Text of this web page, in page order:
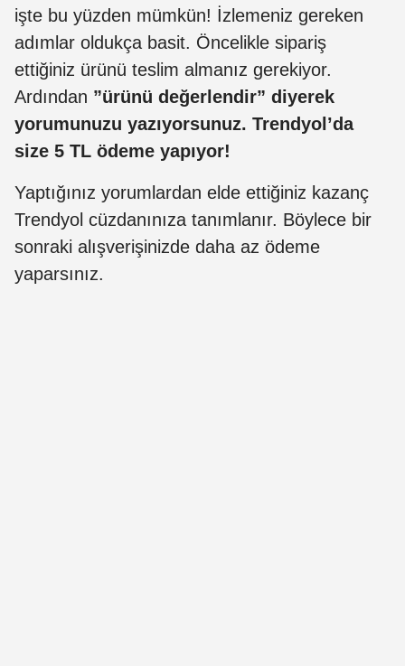
işte bu yüzden mümkün! İzlemeniz gereken
adımlar oldukça basit. Öncelikle sipariş
ettiğiniz ürünü teslim almanız gerekiyor.
Ardından ”ürünü değerlendir” diyerek
yorumunuzu yazıyorsunuz. Trendyol’da
size 5 TL ödeme yapıyor!
Yaptığınız yorumlardan elde ettiğiniz kazanç
Trendyol cüzdanınıza tanımlanır. Böylece bir
sonraki alışverişinizde daha az ödeme
yaparsınız.